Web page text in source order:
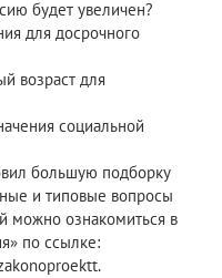
будет увеличен?
для досрочного
возраст для
социальной
большую подборку
и типовые вопросы
можно ознакомиться в
по ссылке: